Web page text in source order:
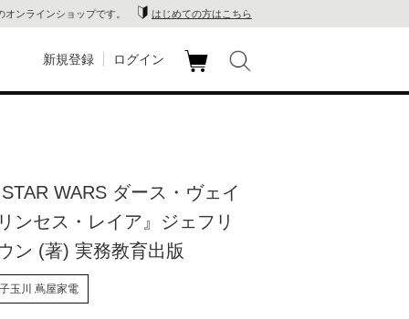
ンラインショップです。 はじめての方はこちら
蔦
屋
新規登録 ログイン
STAR WARS ダース・ヴェイ
ンセス・レイア』ジェフリ
ン (著) 実務教育出版
玉川 蔦屋家電